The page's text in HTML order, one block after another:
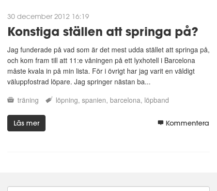
30 december 2012 16:19
Konstiga ställen att springa på?
Jag funderade på vad som är det mest udda stället att springa på,
och kom fram till att 11:e våningen på ett lyxhotell i Barcelona
måste kvala in på min lista. För i övrigt har jag varit en väldigt
väluppfostrad löpare. Jag springer nästan ba...
träning
löpning spanien barcelona löpband
Läs mer Kommentera